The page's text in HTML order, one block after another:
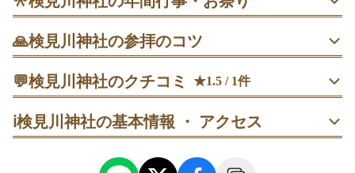
・ 1月1日 元旦八方除祭・元旦祈願祭｜早朝が狙い目、正午
前後は混雑。 ・ 2月3日 節分祭｜豆まきは福引券入りの回
も。開始直後は混みやすい。 ・ 6月30日 夏越大祓｜茅の輪
は朝から設置。午後の式典前後が見やすい。 ・ 8月1〜3日
例大祭・ほおづき市｜夕方の神輿渡御が風情。期間中は交
🙏検見川神社の参拝のコツ
表参道→彫刻橋→手水舎→拝殿の順で歩み、手水は柄杓で
左手→右手→口の順に軽く清めてから参拝へ。
参拝→一礼→台座で記念撮影の順で。人が少ない午前中な
💬検見川神社のクチコミ ★1.5 / 1件
ℹ️検見川神社の基本情報 ・ アクセス